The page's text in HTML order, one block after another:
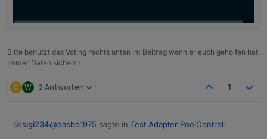
Bitte benutzt das Voting rechts unten im Beitrag wenn er euch geholfen hat.
Immer Daten sichern!
D W 2 Antworten 1
sigi234@dasbo1975 sagte in Test Adapter PoolControl: